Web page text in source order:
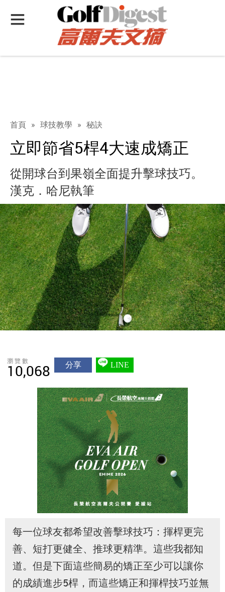
首頁 » 球技教學 » 秘訣
立即節省5桿4大速成矯正
從開球台到果嶺全面提升擊球技巧。
漢克．哈尼執筆
瀏覽數
10,068 分享 LINE
每一位球友都希望改善擊球技巧：揮桿更完
善、短打更健全、推球更精準。這些我都知
道。但是下面這些簡易的矯正至少可以讓你
的成績進步5桿，而這些矯正和揮桿技巧並無